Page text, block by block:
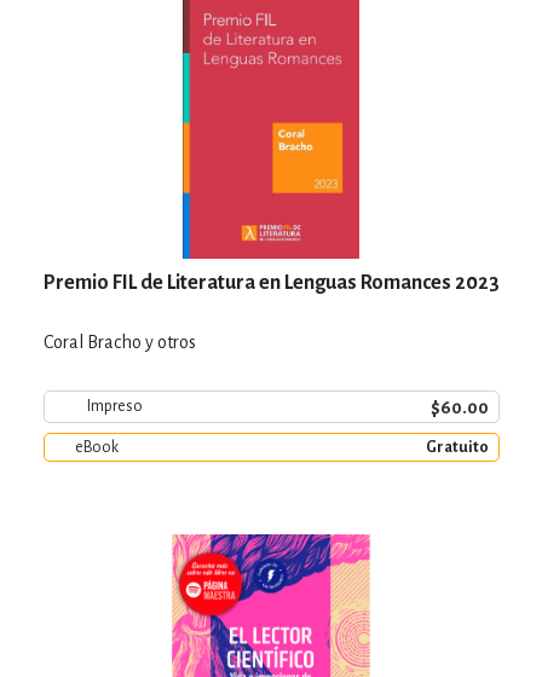
Premio FIL de Literatura en Lenguas Romances 2023
Coral Bracho y otros
Impreso $60.00
eBook Gratuito